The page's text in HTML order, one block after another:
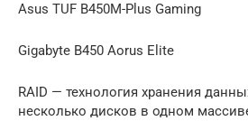
Asus TUF B450M-Plus Gaming
Gigabyte B450 Aorus Elite
RAID — технология хранения
несколько дисков в одном